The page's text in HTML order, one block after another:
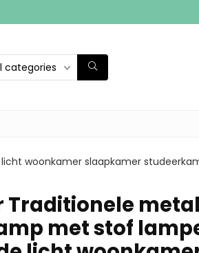
categories
woonkamer slaapkamer
Traditionele
met stof